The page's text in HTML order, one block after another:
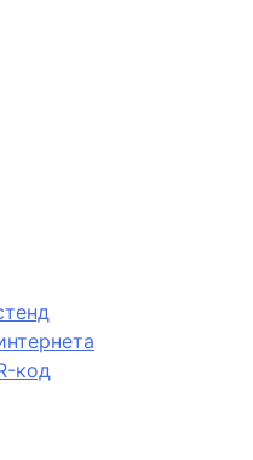
код